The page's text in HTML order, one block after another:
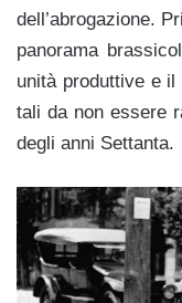
dell’abrogazione.
panorama
unità produttive e
tali da non essere
degli anni Settanta.